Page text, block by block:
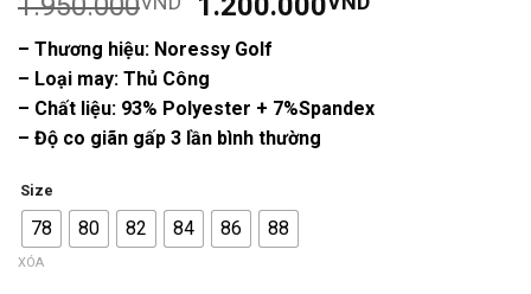
đánh giá
gốc
là:
1.950.000VND.
– Thương hiệu: Noressy Golf
– Loại may: Thủ Công
– Chất liệu: 93% Polyester + 7%Spandex
– Độ co giãn gấp 3 lần bình thường
Size
78 80 82 84 86 88
XÓA